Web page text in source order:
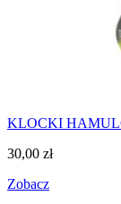
KLOCKI
30,00 zł
Zobacz